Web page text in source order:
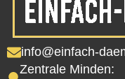
info@einfach-
Zentrale Minden: